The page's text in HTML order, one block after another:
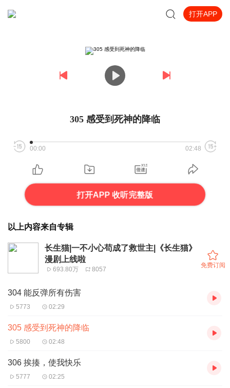
打开APP
305 感受到死神的降临
00:00 02:48
打开APP 收听完整版
以上内容来自专辑
长生猫|一不小心苟成了救世主|《长生猫》
漫剧上线啦
693.80万 8057
免费订阅
304 能反弹所有伤害
5773 02:29
305 感受到死神的降临
5800 02:48
306 挨揍，使我快乐
5777 02:25